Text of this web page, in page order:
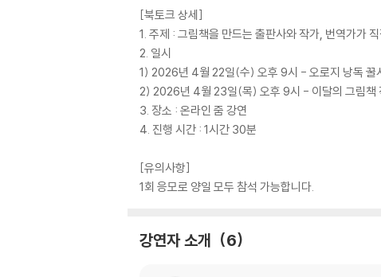
김*은 m******d
김*아 i*****h
김*영 a****7
김*언 k******n
김*영 d************0
김*희 m*****e
김*나 k************9
[북토크 상세]
1. 주제 : 그림책을 만드는 출판사와 작가, 번역가가
2. 일시
1) 2026년 4월 22일(수) 오후 9시 - 오로지 낭독 꿀
2) 2026년 4월 23일(목) 오후 9시 - 이달의 그림책
3. 장소 : 온라인 줌 강연
4. 진행 시간 : 1시간 30분
[유의사항]
1회 응모로 양일 모두 참석 가능합니다.
강연자 소개 6